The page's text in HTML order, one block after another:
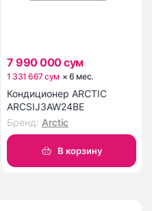
7 990 000 сум
1 331 667 сум ×6 мес.
Кондиционер ARCTIC
ARCSIJ3AW24BE
Бренд: Arctic
В корзину